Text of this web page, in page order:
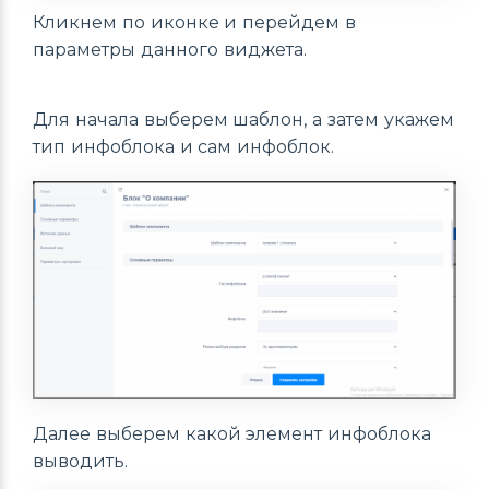
Кликнем по иконке и перейдем в
параметры данного виджета.
Для начала выберем шаблон, а затем укажем
тип инфоблока и сам инфоблок.
Далее выберем какой элемент инфоблока
выводить.